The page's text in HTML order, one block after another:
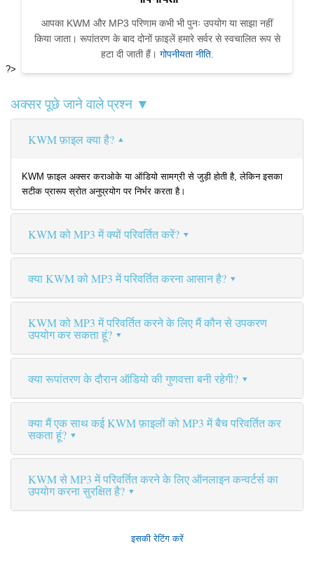
आपका KWM और MP3 परिणाम कभी भी पुनः उपयोग या साझा नहीं
किया जाता। रूपांतरण के बाद दोनों फ़ाइलें हमारे सर्वर से स्वचालित रूप से
हटा दी जाती हैं। गोपनीयता नीति.
?>
अक्सर पूछे जाने वाले प्रश्न ▼
KWM फ़ाइल क्या है?
KWM फ़ाइल अक्सर कराओके या ऑडियो सामग्री से जुड़ी होती है, लेकिन इसका
सटीक प्रारूप स्रोत अनुप्रयोग पर निर्भर करता है।
KWM को MP3 में क्यों परिवर्तित करें?
क्या KWM को MP3 में परिवर्तित करना आसान है?
KWM को MP3 में परिवर्तित करने के लिए मैं कौन से उपकरण
उपयोग कर सकता हूं?
क्या रूपांतरण के दौरान ऑडियो की गुणवत्ता बनी रहेगी?
क्या मैं एक साथ कई KWM फ़ाइलों को MP3 में बैच परिवर्तित कर
सकता हूं?
KWM से MP3 में परिवर्तित करने के लिए ऑनलाइन कन्वर्टर्स का
उपयोग करना सुरक्षित है?
इसकी रेटिंग करें